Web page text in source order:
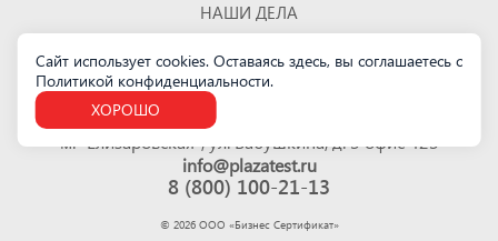
НАШИ ДЕЛА
КАРТА САЙТА
Санкт-Петербург
м. "Елизаровская", ул. Бабушкина, д. 3 офис 423
info@plazatest.ru
8 (800) 100-21-13
© 2026ООО «Бизнес Cертификат»
Сайт использует cookies. Оставаясь здесь, вы соглашаетесь с
Политикой конфиденциальности.
ХОРОШО